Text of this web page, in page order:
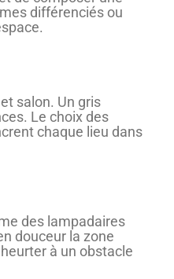
différenciés ou
salon. Un gris
Le choix des
chaque lieu dans
des lampadaires
douceur la zone
à un obstacle